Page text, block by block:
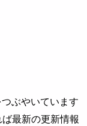
ぶやいています
最新の更新情報